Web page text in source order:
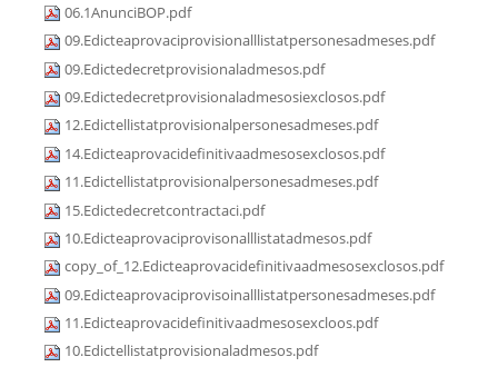
06.1AnunciBOP.pdf
09.Edicteaprovaciprovisionalllistatpersonesadmeses.pdf
09.Edictedecretprovisionaladmesos.pdf
09.Edictedecretprovisionaladmesosiexclosos.pdf
12.Edictellistatprovisionalpersonesadmeses.pdf
14.Edicteaprovacidefinitivaadmesosexclosos.pdf
11.Edictellistatprovisionalpersonesadmeses.pdf
15.Edictedecretcontractaci.pdf
10.Edicteaprovaciprovisonalllistatadmesos.pdf
copy_of_12.Edicteaprovacidefinitivaadmesosexclosos.pdf
09.Edicteaprovaciprovisoinalllistatpersonesadmeses.pdf
11.Edicteaprovacidefinitivaadmesosexcloos.pdf
10.Edictellistatprovisionaladmesos.pdf